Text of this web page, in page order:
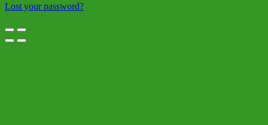
Lost your password?